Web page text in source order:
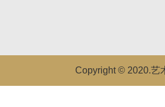
Copyright © 2020.艺